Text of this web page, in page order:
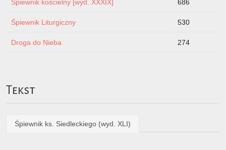
Śpiewnik kościelny [wyd. XXXIX] 686
Śpiewnik Liturgiczny 530
Droga do Nieba 274
Tekst
Śpiewnik ks. Siedleckiego (wyd. XLI)